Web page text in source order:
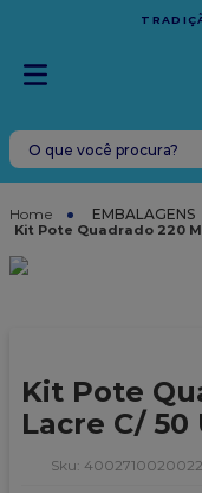
FRETE GRÁTIS
ESPÍRITO
O que você procura?
EMBALAGENS
Kit Pote Quadrado 220
Kit Pote
Lacre C/ 50
: 4002710020022
TERMOS MAIS
leite condensado
granulado